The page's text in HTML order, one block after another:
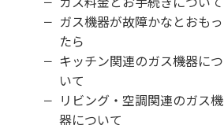
ガス機器が故障かなとおもっ
たら
キッチン関連のガス機器につ
いて
リビング・空調関連のガス機
器について